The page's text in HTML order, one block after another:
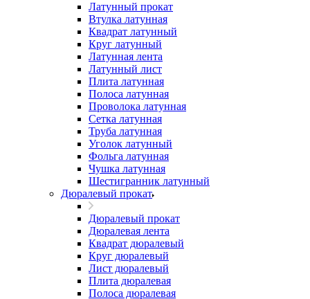
Латунный прокат
Втулка латунная
Квадрат латунный
Круг латунный
Латунная лента
Латунный лист
Плита латунная
Полоса латунная
Проволока латунная
Сетка латунная
Труба латунная
Уголок латунный
Фольга латунная
Чушка латунная
Шестигранник латунный
Дюралевый прокат
Дюралевый прокат
Дюралевая лента
Квадрат дюралевый
Круг дюралевый
Лист дюралевый
Плита дюралевая
Полоса дюралевая